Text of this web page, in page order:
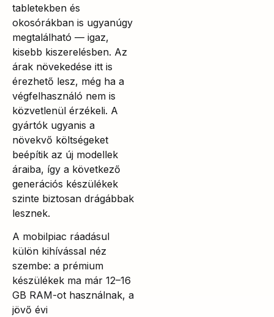
tabletekben és
okosórákban is ugyanúgy
megtalálható — igaz,
kisebb kiszerelésben. Az
árak növekedése itt is
érezhető lesz, még ha a
végfelhasználó nem is
közvetlenül érzékeli. A
gyártók ugyanis a
növekvő költségeket
beépítik az új modellek
áraiba, így a következő
generációs készülékek
szinte biztosan drágábbak
lesznek.
A mobilpiac ráadásul
külön kihívással néz
szembe: a prémium
készülékek ma már 12–16
GB RAM-ot használnak, a
jövő évi